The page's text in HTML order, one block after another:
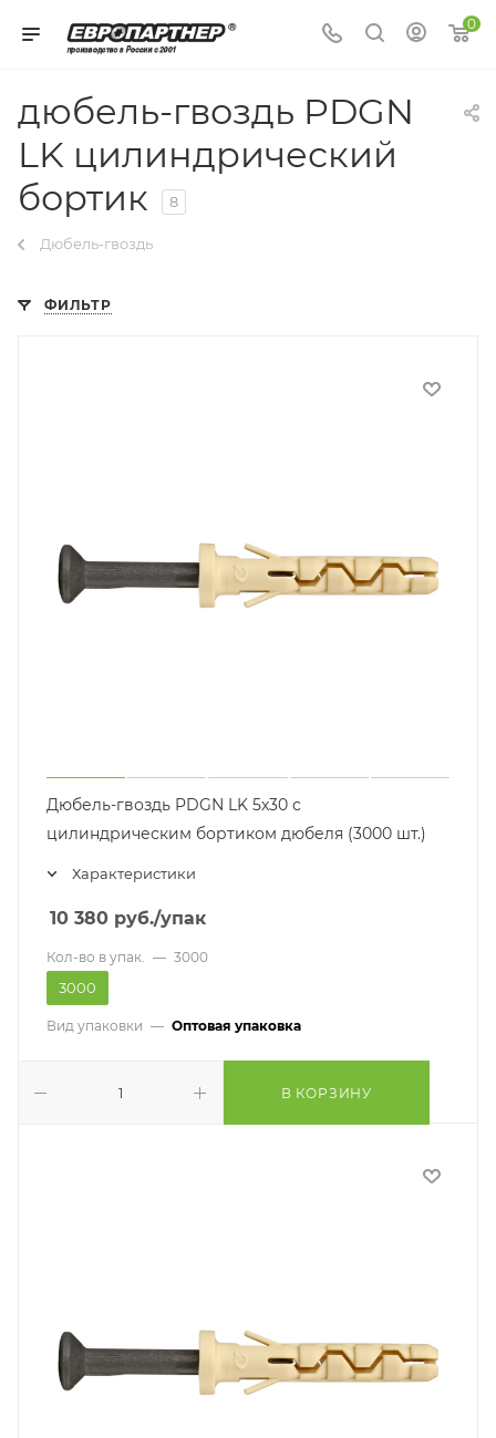
0
дюбель-гвоздь PDGN
LK цилиндрический
бортик
8
Дюбель-гвоздь
ФИЛЬТР
Дюбель-гвоздь PDGN LK 5х30 с
цилиндрическим бортиком дюбеля (3000 шт.)
Характеристики
10 380 руб./упак
Кол-во в упак. — 3000
3000
Вид упаковки — Оптовая упаковка
В КОРЗИНУ